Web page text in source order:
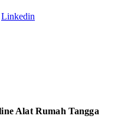
Linkedin
Alat Rumah Tangga